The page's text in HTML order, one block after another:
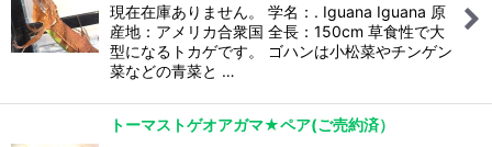
現在在庫ありません。 学名：. Iguana Iguana 原
産地：アメリカ合衆国 全長：150cm 草食性で大
型になるトカゲです。 ゴハンは小松菜やチンゲン
菜などの青菜と …
トーマストゲオアガマ★ペア(ご売約済）